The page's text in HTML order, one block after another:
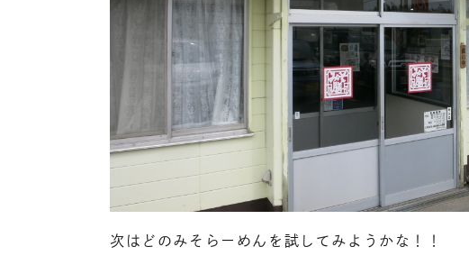
次はどのみそらーめんを試してみようかな！！